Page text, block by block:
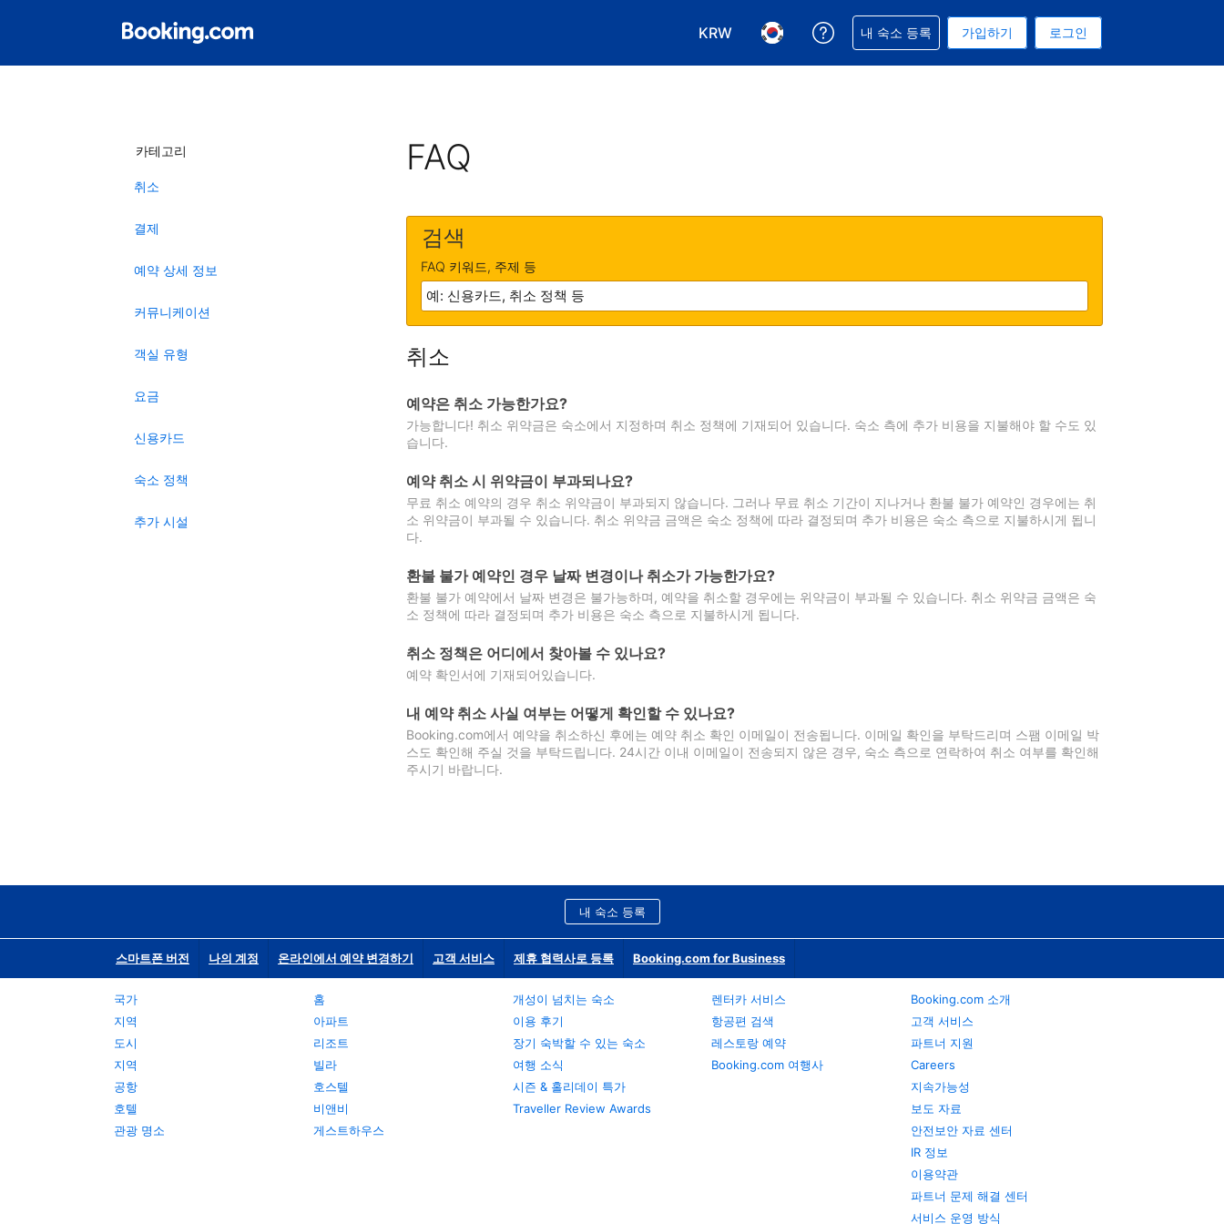
KRW
통화 선택. 현재 선택된 통화는 대한민국 원입니다
언어 선택. 현재 선택된 언어는 한국어입니다
예약과 관련해 도움을 받으실 수 있습니다
내 숙소 등록 가입하기 로그인
카테고리
취소
결제
예약 상세 정보
커뮤니케이션
객실 유형
요금
신용카드
숙소 정책
추가 시설
FAQ
검색
FAQ 키워드, 주제 등
취소
예약은 취소 가능한가요?
가능합니다! 취소 위약금은 숙소에서 지정하며 취소 정책에 기재되어 있습니다. 숙소 측에 추가 비용을 지불해야 할 수도 있
습니다.
예약 취소 시 위약금이 부과되나요?
무료 취소 예약의 경우 취소 위약금이 부과되지 않습니다. 그러나 무료 취소 기간이 지나거나 환불 불가 예약인 경우에는 취
소 위약금이 부과될 수 있습니다. 취소 위약금 금액은 숙소 정책에 따라 결정되며 추가 비용은 숙소 측으로 지불하시게 됩니
다.
환불 불가 예약인 경우 날짜 변경이나 취소가 가능한가요?
환불 불가 예약에서 날짜 변경은 불가능하며, 예약을 취소할 경우에는 위약금이 부과될 수 있습니다. 취소 위약금 금액은 숙
소 정책에 따라 결정되며 추가 비용은 숙소 측으로 지불하시게 됩니다.
취소 정책은 어디에서 찾아볼 수 있나요?
예약 확인서에 기재되어있습니다.
내 예약 취소 사실 여부는 어떻게 확인할 수 있나요?
Booking.com에서 예약을 취소하신 후에는 예약 취소 확인 이메일이 전송됩니다. 이메일 확인을 부탁드리며 스팸 이메일 박
스도 확인해 주실 것을 부탁드립니다. 24시간 이내 이메일이 전송되지 않은 경우, 숙소 측으로 연락하여 취소 여부를 확인해
주시기 바랍니다.
내 숙소 등록
스마트폰 버전 나의 계정 온라인에서 예약 변경하기 고객 서비스 제휴 협력사로 등록 Booking.com for Business
국가
지역
도시
지역
공항
호텔
관광 명소
홈
아파트
리조트
빌라
호스텔
비앤비
게스트하우스
개성이 넘치는 숙소
이용 후기
장기 숙박할 수 있는 숙소
여행 소식
시즌 & 홀리데이 특가
Traveller Review Awards
렌터카 서비스
항공편 검색
레스토랑 예약
Booking.com 여행사
Booking.com 소개
고객 서비스
파트너 지원
Careers
지속가능성
보도 자료
안전보안 자료 센터
IR 정보
이용약관
파트너 문제 해결 센터
서비스 운영 방식